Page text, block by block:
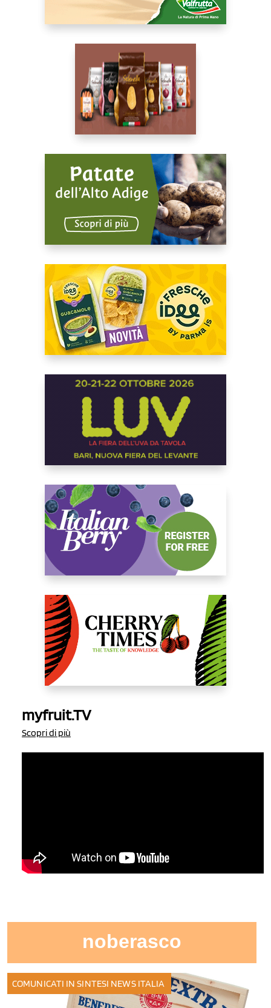
myfruit.TV
Scopri di più
noberasco
COMUNICATI IN SINTESI NEWS ITALIA